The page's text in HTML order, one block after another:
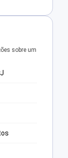
sobre um